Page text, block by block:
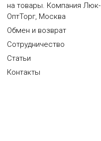
на товары. Компания Люк-
ОптТорг, Москва
Обмен и возврат
Сотрудничество
Статьи
Контакты